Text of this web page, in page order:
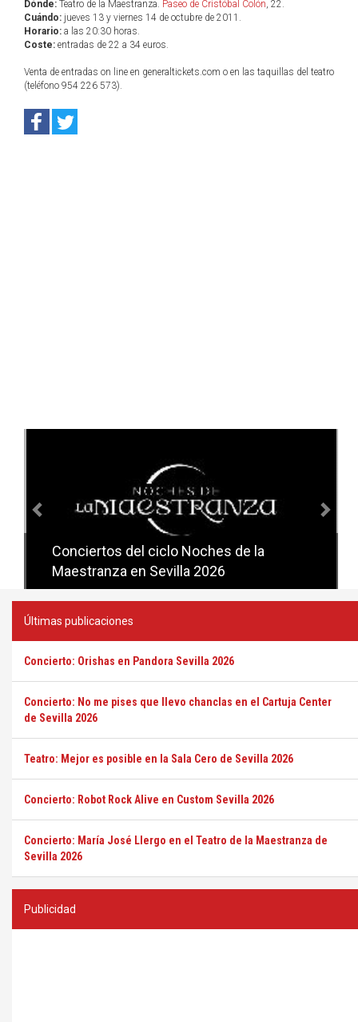
Dónde: Teatro de la Maestranza. Paseo de Cristóbal Colón, 22.
Cuándo: jueves 13 y viernes 14 de octubre de 2011.
Horario: a las 20:30 horas.
Coste: entradas de 22 a 34 euros.
Venta de entradas on line en generaltickets.com o en las taquillas del teatro
(teléfono 954 226 573).
Conciertos del ciclo Noches de la
Maestranza en Sevilla 2026
Conciertos del ciclo Candlelight en
Sevilla
Últimas publicaciones
Concierto: Orishas en Pandora Sevilla 2026
Concierto: No me pises que llevo chanclas en el Cartuja Center
de Sevilla 2026
Teatro: Mejor es posible en la Sala Cero de Sevilla 2026
Concierto: Robot Rock Alive en Custom Sevilla 2026
Concierto: María José Llergo en el Teatro de la Maestranza de
Sevilla 2026
Publicidad